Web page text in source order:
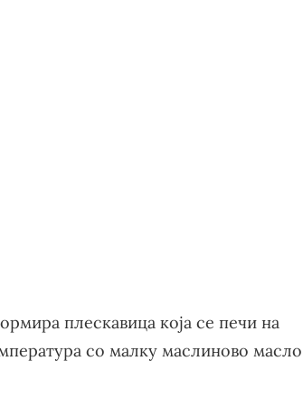
плескавица која се печи на
со малку маслиново масло